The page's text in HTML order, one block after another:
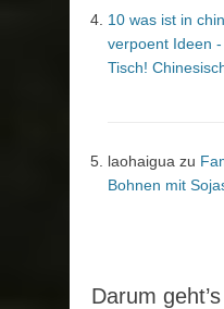
10 was ist in
verpoent Ideen
Tisch!
laohaigua zu
Bohnen mit
Darum